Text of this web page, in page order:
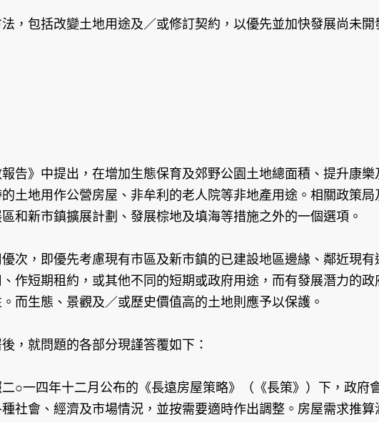
法，包括改變土地用途及／或修訂契約，以優先並加快發展尚未
告》中提出，在增加生態保育及郊野公園土地總面積、提升康
土地用作公營房屋、非牟利的老人院等非地產用途。相關政策
和新市鎮擴展計劃、發展棕地及填海等措施之外的一個選項。
次，即優先考慮現有市區及新市鎮的已建設地區邊緣、鄰近現
作短期租約，或其他不同的短期或政府用途，而有發展潛力的
而生態、景觀及／或歷史價值高的土地則應予以保護。
，就問題的各部分現謹答覆如下：
二○一四年十二月公布的《長遠房屋策略》（《長策》）下，政
社會、經濟及市場情況，並按需要適時作出調整。房屋需求推